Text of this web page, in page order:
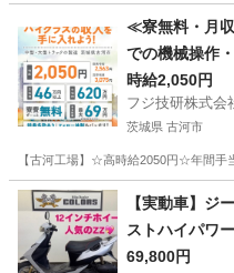
蕨駅 その他
≪寮無料・月
での機械操作
時給2,050円
フジ技研株式会
茨城県 古河市
【古河工場】☆高時給2050円☆年間
茨城 古河市 その他
【実動車】ジ
ストハイパワ
有
69,800円